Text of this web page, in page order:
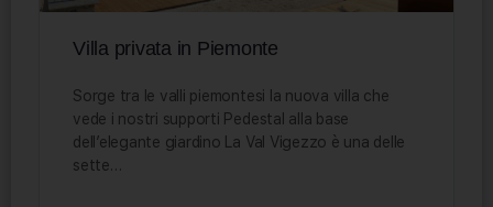
Villa privata in Piemonte
Sorge tra le valli piemontesi la nuova villa che
vede i nostri supporti Pedestal alla base
dell’elegante giardino La Val Vigezzo è una delle
sette…